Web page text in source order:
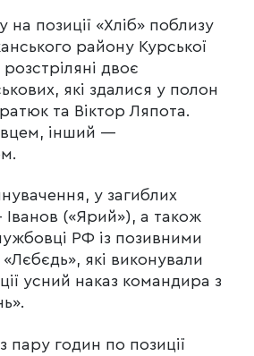
на позиції «Хліб» поблизу
району Курської
двоє
які здалися у полон
та Віктор Ляпота.
інший —
у загиблих
(«Ярий»), а також
РФ із позивними
які виконували
усний наказ командира з
пару годин по позиції